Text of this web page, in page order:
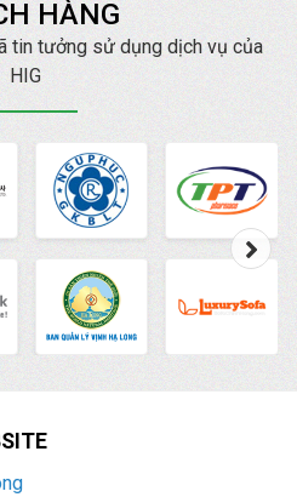
HÀNG
tin tưởng sử dụng dịch vụ của
HIG